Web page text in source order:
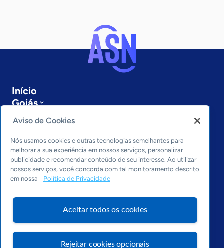
Início
Goiás
Sobre a ASN
Últimas notícias
Entre em contato
Editorias
Economia & Política
Inovação & Tecnologia
Cultura empreendedora
Arquivo
Aviso de Cookies
Nós usamos cookies e outras tecnologias semelhantes para
melhorar a sua experiência em nossos serviços, personalizar
publicidade e recomendar conteúdo de seu interesse. Ao utilizar
nossos serviços, você concorda com tal monitoramento descrito
em nossa
Política de Privacidade
Aceitar todos os cookies
Rejeitar cookies opcionais